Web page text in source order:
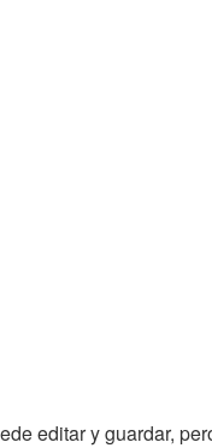
editar y guardar,